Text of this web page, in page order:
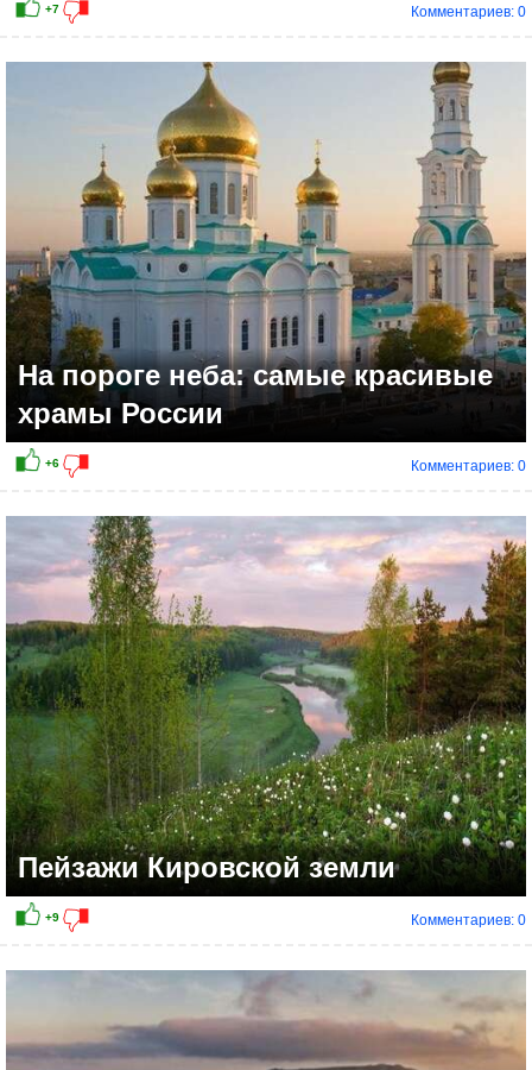
0
+7
Комментариев: 0
На пороге неба: самые красивые
храмы России
Комментариев: 0
Пейзажи Кировской земли
Комментариев: 0